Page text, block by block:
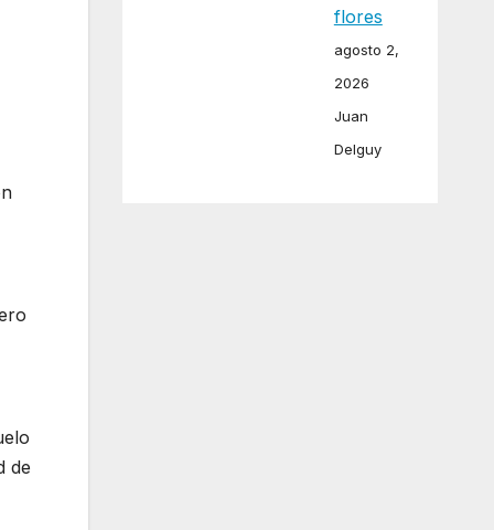
de
flores
agosto 2,
2026
Juan
Delguy